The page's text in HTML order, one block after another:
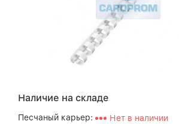
Наличие на складе
Песчаный карьер:
Нет в наличии